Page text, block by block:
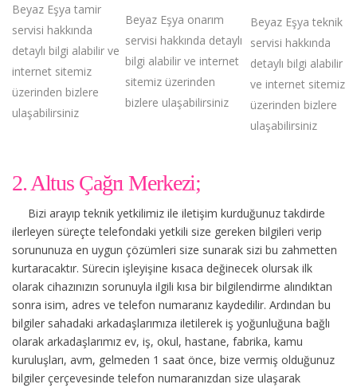
Beyaz Eşya tamir
servisi hakkında
detaylı bilgi alabilir ve
internet sitemiz
üzerinden bizlere
ulaşabilirsiniz
Beyaz Eşya onarım
servisi hakkında detaylı
bilgi alabilir ve internet
sitemiz üzerinden
bizlere ulaşabilirsiniz
Beyaz Eşya teknik
servisi hakkında
detaylı bilgi alabilir
ve internet sitemiz
üzerinden bizlere
ulaşabilirsiniz
2. Altus Çağrı Merkezi;
Bizi arayıp teknik yetkilimiz ile iletişim kurduğunuz takdirde
ilerleyen süreçte telefondaki yetkili size gereken bilgileri verip
sorununuza en uygun çözümleri size sunarak sizi bu zahmetten
kurtaracaktır. Sürecin işleyişine kısaca değinecek olursak ilk
olarak cihazınızın sorunuyla ilgili kısa bir bilgilendirme alındıktan
sonra isim, adres ve telefon numaranız kaydedilir. Ardından bu
bilgiler sahadaki arkadaşlarımıza iletilerek iş yoğunluğuna bağlı
olarak arkadaşlarımız ev, iş, okul, hastane, fabrika, kamu
kuruluşları, avm, gelmeden 1 saat önce, bize vermiş olduğunuz
bilgiler çerçevesinde telefon numaranızdan size ulaşarak